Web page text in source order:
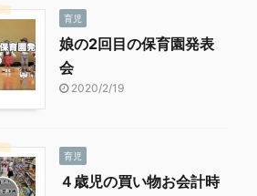
育児
娘の2回目の保育園発表
会
2020/2/19
育児
４歳児の買い物お会計時